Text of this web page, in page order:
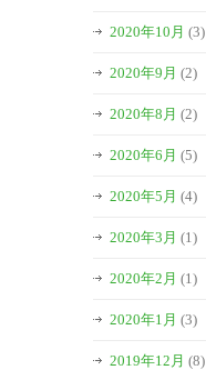
2020年10月 (3)
2020年9月 (2)
2020年8月 (2)
2020年6月 (5)
2020年5月 (4)
2020年3月 (1)
2020年2月 (1)
2020年1月 (3)
2019年12月 (8)